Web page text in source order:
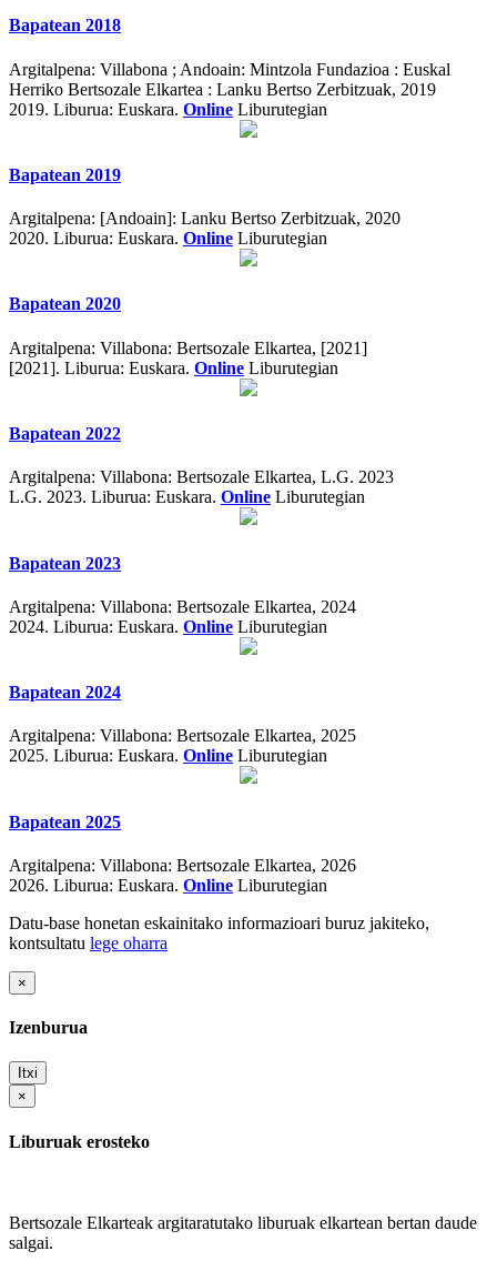
Bapatean 2018
Argitalpena: Villabona ; Andoain: Mintzola Fundazioa : Euskal
Herriko Bertsozale Elkartea : Lanku Bertso Zerbitzuak, 2019
2019. Liburua: Euskara. Online Liburutegian
Bapatean 2019
Argitalpena: [Andoain]: Lanku Bertso Zerbitzuak, 2020
2020. Liburua: Euskara. Online Liburutegian
Bapatean 2020
Argitalpena: Villabona: Bertsozale Elkartea, [2021]
[2021]. Liburua: Euskara. Online Liburutegian
Bapatean 2022
Argitalpena: Villabona: Bertsozale Elkartea, L.G. 2023
L.G. 2023. Liburua: Euskara. Online Liburutegian
Bapatean 2023
Argitalpena: Villabona: Bertsozale Elkartea, 2024
2024. Liburua: Euskara. Online Liburutegian
Bapatean 2024
Argitalpena: Villabona: Bertsozale Elkartea, 2025
2025. Liburua: Euskara. Online Liburutegian
Bapatean 2025
Argitalpena: Villabona: Bertsozale Elkartea, 2026
2026. Liburua: Euskara. Online Liburutegian
Datu-base honetan eskainitako informazioari buruz jakiteko,
kontsultatu lege oharra
×
Izenburua
Itxi
×
Liburuak erosteko
Bertsozale Elkarteak argitaratutako liburuak elkartean bertan daude
salgai.